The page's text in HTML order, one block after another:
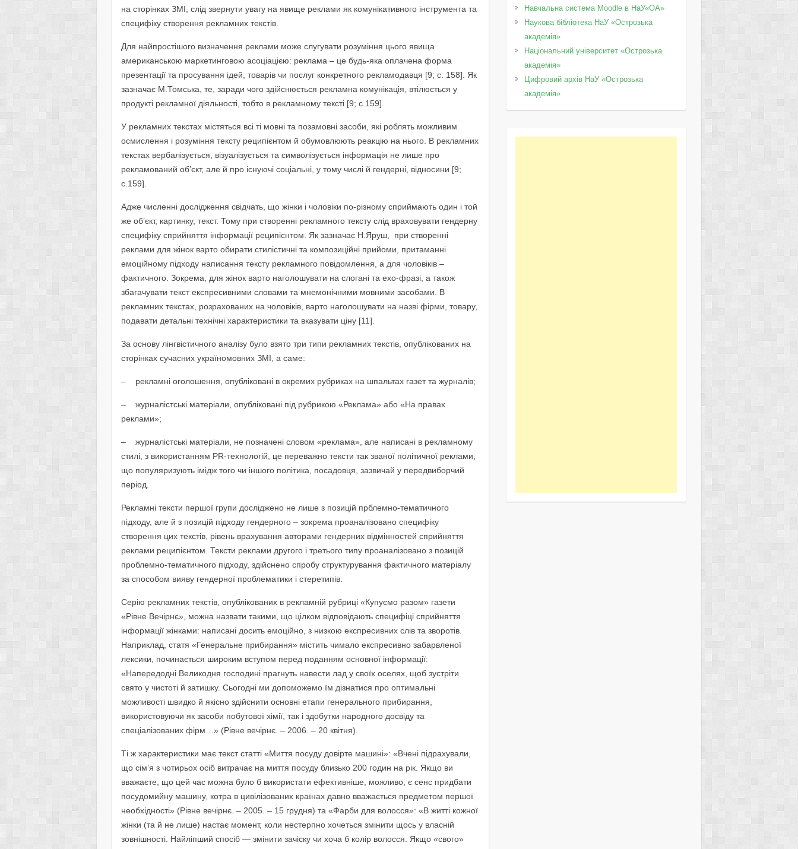
на сторінках ЗМІ, слід звернути увагу на явище реклами як комунікативного інструмента та
специфіку створення рекламних текстів.
Для найпростішого визначення реклами може слугувати розуміння цього явища
американською маркетинговою асоціацією: реклама – це будь-яка оплачена форма
презентації та просування ідей, товарів чи послуг конкретного рекламодавця [9; с. 158]. Як
зазначає М.Томська, те, заради чого здійснюється рекламна комунікація, втілюється у
продукті рекламної діяльності, тобто в рекламному тексті [9; с.159].
У рекламних текстах містяться всі ті мовні та позамовні засоби, які роблять можливим
осмислення і розуміння тексту реципієнтом й обумовлюють реакцію на нього. В рекламних
текстах вербалізується, візуалізується та символізується інформація не лише про
рекламований об’єкт, але й про існуючі соціальні, у тому числі й гендерні, відносини [9;
с.159].
Адже численні дослідження свідчать, що жінки і чоловіки по-різному сприймають один і той
же об’єкт, картинку, текст. Тому при створенні рекламного тексту слід враховувати гендерну
специфіку сприйняття інформації реципієнтом. Як зазначає Н.Яруш, при створенні
реклами для жінок варто обирати стилістичні та композиційні прийоми, притаманні
емоційному підходу написання тексту рекламного повідомлення, а для чоловіків –
фактичного. Зокрема, для жінок варто наголошувати на слогані та ехо-фразі, а також
збагачувати текст експресивними словами та мнемонічними мовними засобами. В
рекламних текстах, розрахованих на чоловіків, варто наголошувати на назві фірми, товару,
подавати детальні технічні характеристики та вказувати ціну [11].
За основу лінгвістичного аналізу було взято три типи рекламних текстів, опублікованих на
сторінках сучасних україномовних ЗМІ, а саме:
– рекламні оголошення, опубліковані в окремих рубриках на шпальтах газет та журналів;
– журналістські матеріали, опубліковані під рубрикою «Реклама» або «На правах
реклами»;
– журналістські матеріали, не позначені словом «реклама», але написані в рекламному
стилі, з використанням PR-технологій, це переважно тексти так званої політичної реклами,
що популяризують імідж того чи іншого політика, посадовця, зазвичай у передвиборчий
період.
Рекламні тексти першої групи досліджено не лише з позицій прблемно-тематичного
підходу, але й з позицій підходу гендерного – зокрема проаналізовано специфіку
створення цих текстів, рівень врахування авторами гендерних відмінностей сприйняття
реклами реципієнтом. Тексти реклами другого і третього типу проаналізовано з позицій
проблемно-тематичного підходу, здійснено спробу структурування фактичного матеріалу
за способом вияву гендерної проблематики і стеретипів.
Серію рекламних текстів, опублікованих в рекламній рубриці «Купуємо разом» газети
«Рівне Вечірнє», можна назвати такими, що цілком відповідають специфіці сприйняття
інформації жінками: написані досить емоційно, з низкою експресивних слів та зворотів.
Наприклад, статя «Генеральне прибирання» містить чимало експресивно забарвленої
лексики, починається широким вступом перед поданням основної інформації:
«Напередодні Великодня господині прагнуть навести лад у своїх оселях, щоб зустріти
свято у чистоті й затишку. Сьогодні ми допоможемо їм дізнатися про оптимальні
можливості швидко й якісно здійснити основні етапи генерального прибирання,
використовуючи як засоби побутової хімії, так і здобутки народного досвіду та
спеціалізованих фірм…» (Рівне вечірнє. – 2006. – 20 квітня).
Ті ж характеристики має текст статті «Миття посуду довірте машині»: «Вчені підрахували,
що сім’я з чотирьох осіб витрачає на миття посуду близько 200 годин на рік. Якщо ви
вважаєте, що цей час можна було б використати ефективніше, можливо, є сенс придбати
посудомийну машину, котра в цивілізованих країнах давно вважається предметом першої
необхідності» (Рівне вечірнє. – 2005. – 15 грудня) та «Фарби для волосся»: «В житті кожної
жінки (та й не лише) настає момент, коли нестерпно хочеться змінити щось у власній
зовнішності. Найліпший спосіб — змінити зачіску чи хоча б колір волосся. Якщо «свого»
Навчальна система Moodle в НаУ«ОА»
Наукова бібліотека НаУ «Острозька
академія»
Національний університет «Острозька
академія»
Цифровий архів НаУ «Острозька
академія»